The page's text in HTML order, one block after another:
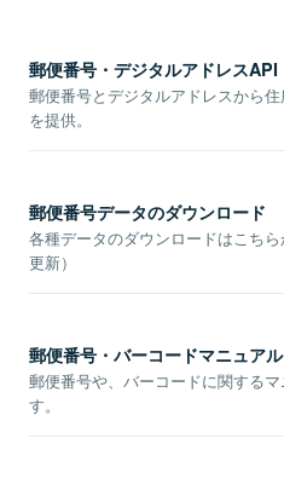
郵便番号・デジタルアドレスAPI
郵便番号とデジタルアドレスから
を提供。
郵便番号データのダウンロード
各種データのダウンロードはこち
更新）
郵便番号・バーコードマニュアル
郵便番号や、バーコードに関する
す。